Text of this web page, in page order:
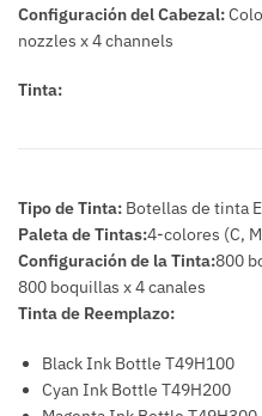
Configuración del Cabezal:
nozzles x 4 channels
Tinta:
Tipo de Tinta: Botellas de tinta
Paleta de Tintas:4-colores (C,
Configuración de la Tinta:800
800 boquillas x 4 canales
Tinta de Reemplazo:
Black Ink Bottle T49H100
Cyan Ink Bottle T49H200